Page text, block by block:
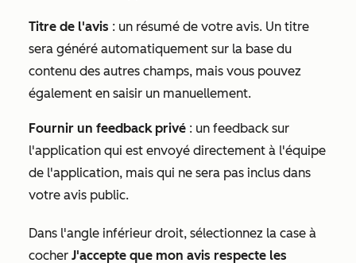
Titre de l'avis : un résumé de votre avis. Un titre
sera généré automatiquement sur la base du
contenu des autres champs, mais vous pouvez
également en saisir un manuellement.
Fournir un feedback privé : un feedback sur
l'application qui est envoyé directement à l'équipe
de l'application, mais qui ne sera pas inclus dans
votre avis public.
Dans l'angle inférieur droit, sélectionnez la case à
cocher J'accepte que mon avis respecte les